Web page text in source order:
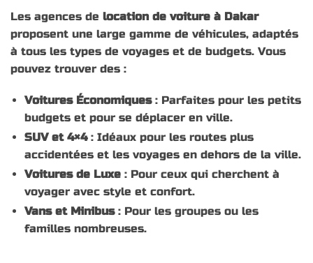
Les agences de location de voiture à Dakar
proposent une large gamme de véhicules, adaptés
à tous les types de voyages et de budgets. Vous
pouvez trouver des :
Voitures Économiques: Parfaites pour les petits
budgets et pour se déplacer en ville.
SUV et 4×4: Idéaux pour les routes plus
accidentées et les voyages en dehors de la ville.
Voitures de Luxe : Pour ceux qui cherchent à
voyager avec style et confort.
Vans et Minibus: Pour les groupes ou les
familles nombreuses.